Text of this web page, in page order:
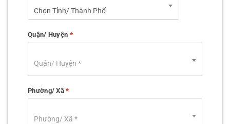
Chọn Tỉnh/ Thành Phố
Quận/ Huyện *
Quận/ Huyện *
Phường/ Xã*
Phường/ Xã *